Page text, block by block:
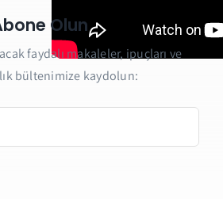
Olun
faydalı makaleler, ipuçları ve
bültenimize kaydolun: